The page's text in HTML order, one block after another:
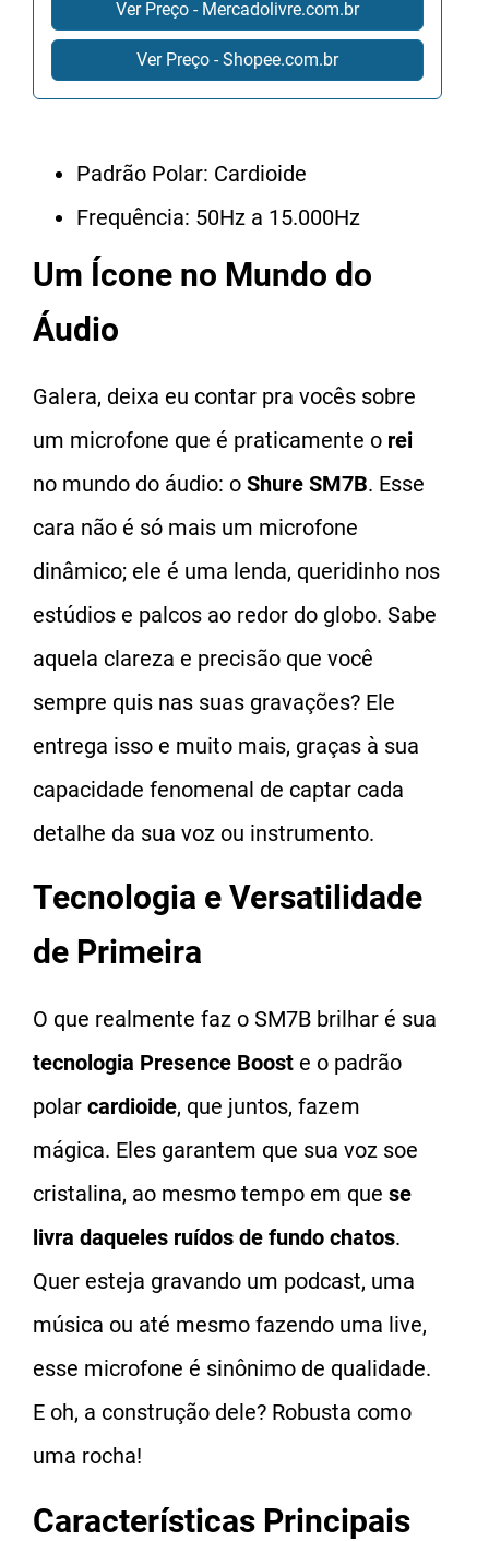
Ver Preço - Mercadolivre.com.br
Ver Preço - Shopee.com.br
Padrão Polar: Cardioide
Frequência: 50Hz a 15.000Hz
Um Ícone no Mundo do
Áudio
Galera, deixa eu contar pra vocês sobre
um microfone que é praticamente o rei
no mundo do áudio: o Shure SM7B. Esse
cara não é só mais um microfone
dinâmico; ele é uma lenda, queridinho nos
estúdios e palcos ao redor do globo. Sabe
aquela clareza e precisão que você
sempre quis nas suas gravações? Ele
entrega isso e muito mais, graças à sua
capacidade fenomenal de captar cada
detalhe da sua voz ou instrumento.
Tecnologia e Versatilidade
de Primeira
O que realmente faz o SM7B brilhar é sua
tecnologia Presence Boost e o padrão
polar cardioide, que juntos, fazem
mágica. Eles garantem que sua voz soe
cristalina, ao mesmo tempo em que se
livra daqueles ruídos de fundo chatos.
Quer esteja gravando um podcast, uma
música ou até mesmo fazendo uma live,
esse microfone é sinônimo de qualidade.
E oh, a construção dele? Robusta como
uma rocha!
Características Principais